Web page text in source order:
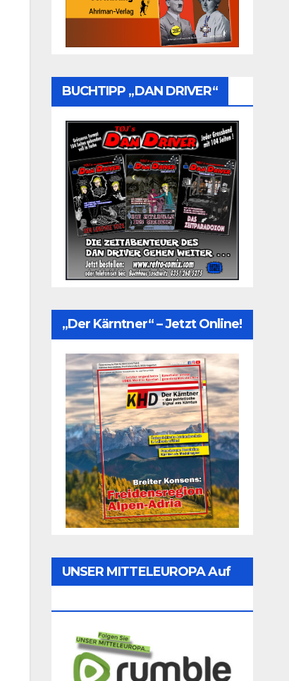
BUCHTIPP „DAN DRIVER“
„Der Kärntner“ – Jetzt Online!
UNSER MITTELEUROPA Auf